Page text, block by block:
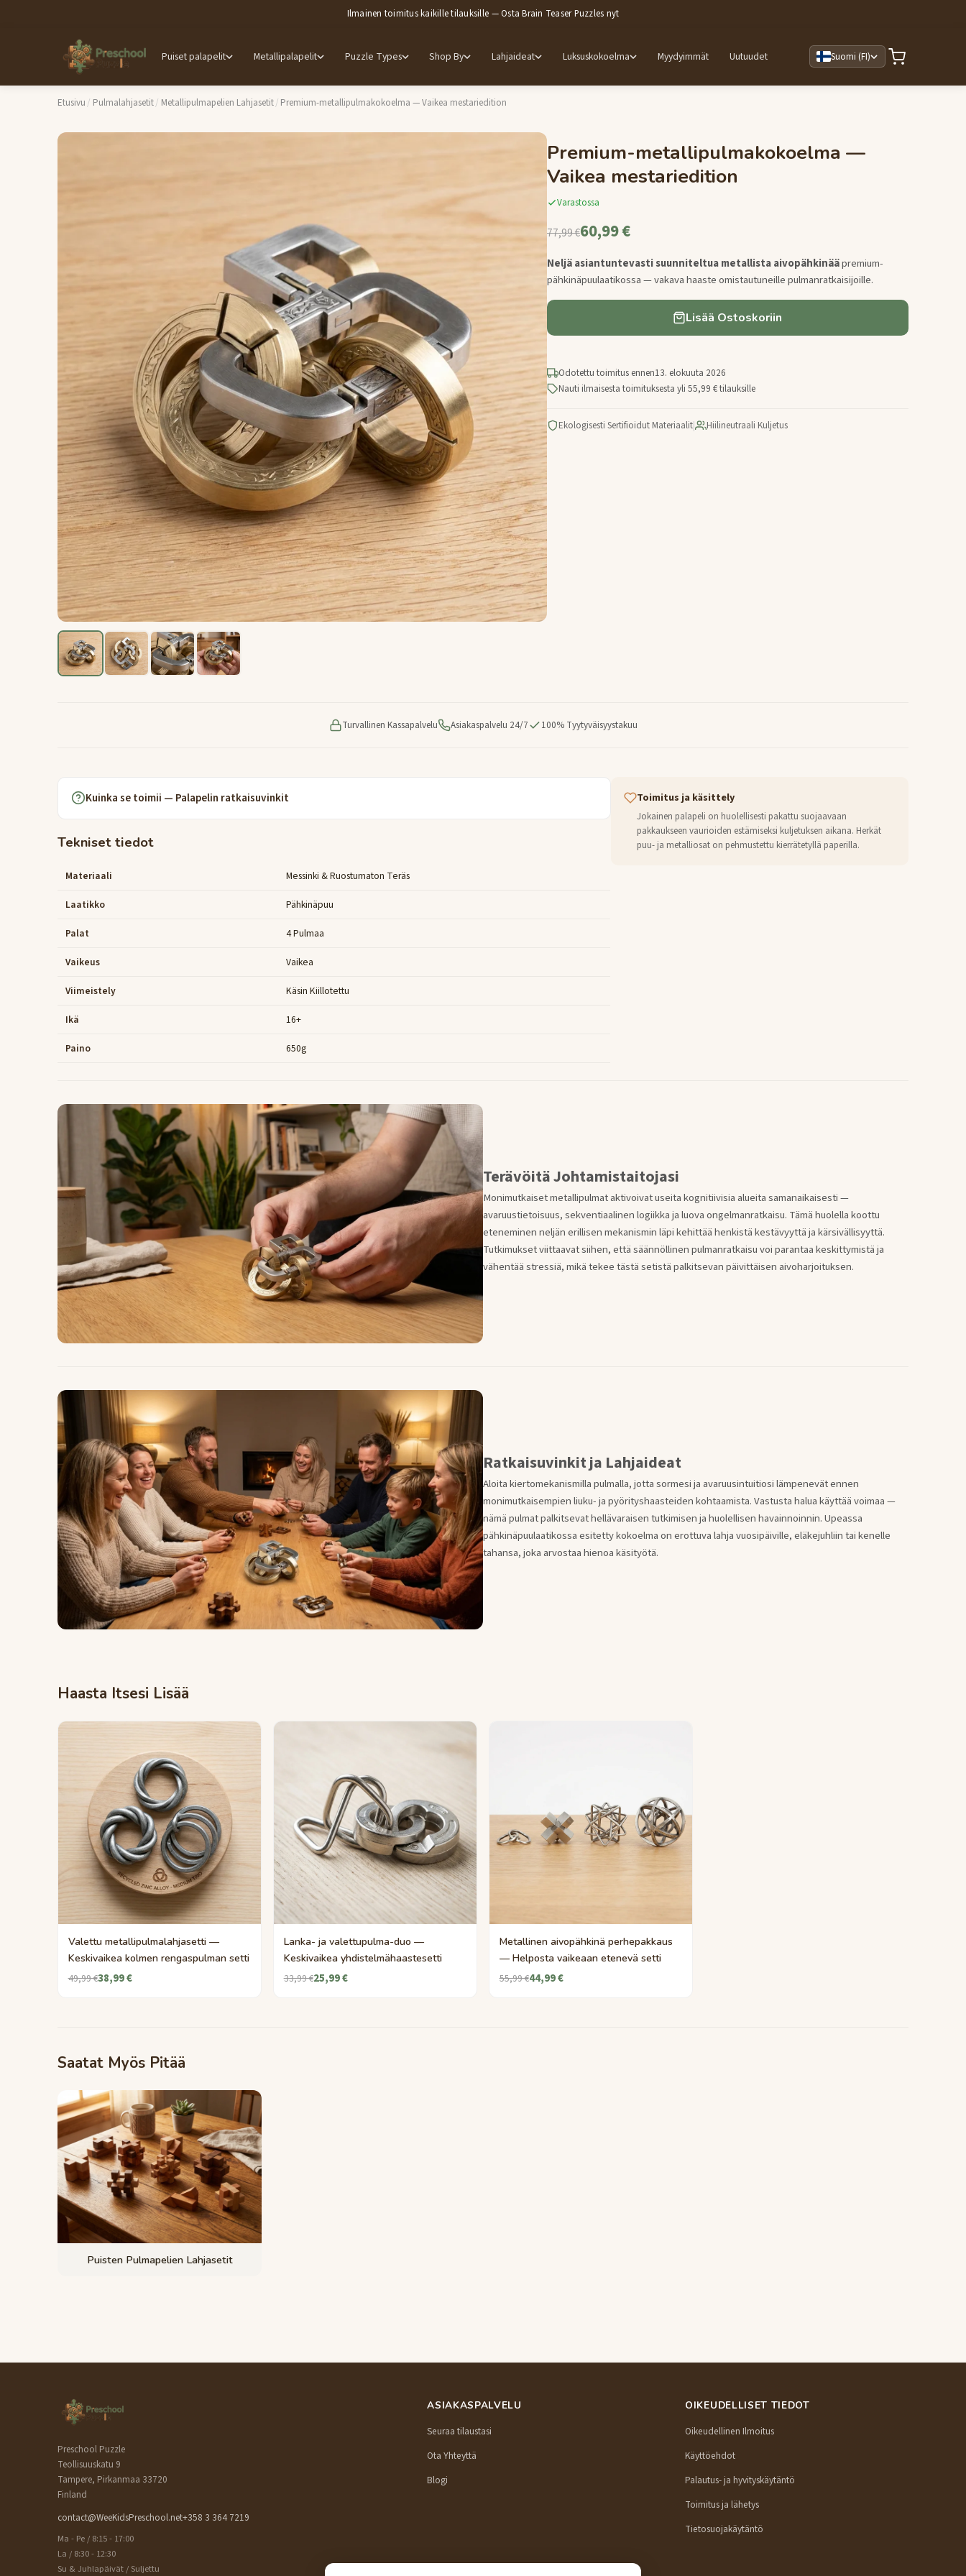
Ilmainen toimitus kaikille tilauksille — Osta Brain Teaser Puzzles nyt
Puiset palapelit Metallipalapelit Puzzle Types Shop By Lahjaideat Luksuskokoelma Myydyimmät Uutuudet Suomi (FI)
Etusivu / Pulmalahjasetit/ Metallipulmapelien Lahjasetit/ Premium-metallipulmakokoelma — Vaikea mestariedition
Premium-metallipulmakokoelma —
Vaikea mestariedition
Varastossa
77,99 €60,99 €
Neljä asiantuntevasti suunniteltua metallista aivopähkinääpremium-
pähkinäpuulaatikossa — vakava haaste omistautuneille pulmanratkaisijoille.
Lisää Ostoskoriin
Odotettu toimitus ennen13. elokuuta 2026
Nauti ilmaisesta toimituksesta yli 55,99 € tilauksille
Ekologisesti Sertifioidut Materiaalit| Hiilineutraali Kuljetus
Turvallinen Kassapalvelu Asiakaspalvelu 24/7 100% Tyytyväisyystakuu
Kuinka se toimii — Palapelin ratkaisuvinkit
Tekniset tiedot
Materiaali Messinki & Ruostumaton Teräs
Laatikko Pähkinäpuu
Palat 4 Pulmaa
Vaikeus Vaikea
Viimeistely Käsin Kiillotettu
Ikä 16+
Paino 650g
Toimitus ja käsittely
Jokainen palapeli on huolellisesti pakattu suojaavaan
pakkaukseen vaurioiden estämiseksi kuljetuksen aikana. Herkät
puu- ja metalliosat on pehmustettu kierrätetyllä paperilla.
Terävöitä Johtamistaitojasi
Monimutkaiset metallipulmat aktivoivat useita kognitiivisia alueita samanaikaisesti —
avaruustietoisuus, sekventiaalinen logiikka ja luova ongelmanratkaisu. Tämä huolella koottu
eteneminen neljän erillisen mekanismin läpi kehittää henkistä kestävyyttä ja kärsivällisyyttä.
Tutkimukset viittaavat siihen, että säännöllinen pulmanratkaisu voi parantaa keskittymistä ja
vähentää stressiä, mikä tekee tästä setistä palkitsevan päivittäisen aivoharjoituksen.
Ratkaisuvinkit ja Lahjaideat
Aloita kiertomekanismilla pulmalla, jotta sormesi ja avaruusintuitiosi lämpenevät ennen
monimutkaisempien liuku- ja pyörityshaasteiden kohtaamista. Vastusta halua käyttää voimaa —
nämä pulmat palkitsevat hellävaraisen tutkimisen ja huolellisen havainnoinnin. Upeassa
pähkinäpuulaatikossa esitetty kokoelma on erottuva lahja vuosipäiville, eläkejuhliin tai kenelle
tahansa, joka arvostaa hienoa käsityötä.
Haasta Itsesi Lisää
Valettu metallipulmalahjasetti —
Keskivaikea kolmen rengaspulman setti
49,99 €38,99 €
Lanka- ja valettupulma-duo —
Keskivaikea yhdistelmähaastesetti
33,99 €25,99 €
Metallinen aivopähkinä perhepakkaus
— Helposta vaikeaan etenevä setti
55,99 €44,99 €
Saatat Myös Pitää
Puisten Pulmapelien Lahjasetit
Preschool Puzzle
Teollisuuskatu 9
Tampere, Pirkanmaa 33720
Finland
contact@WeeKidsPreschool.net+358 3 364 7219
Ma - Pe / 8:15 - 17:00
La / 8:30 - 12:30
Su & Juhlapäivät / Suljettu
ASIAKASPALVELU
Seuraa tilaustasi
Ota Yhteyttä
Blogi
OIKEUDELLISET TIEDOT
Oikeudellinen Ilmoitus
Käyttöehdot
Palautus- ja hyvityskäytäntö
Toimitus ja lähetys
Tietosuojakäytäntö